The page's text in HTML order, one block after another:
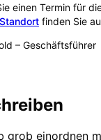
einen Termin für
finden Sie
– Geschäftsführer
grob einordnen